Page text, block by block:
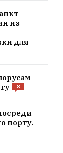
из
для
8
порту.